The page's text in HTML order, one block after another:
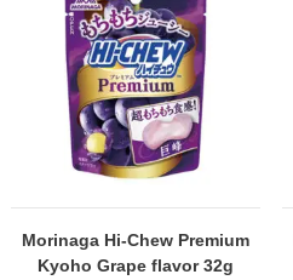
Morinaga Hi-Chew Premium
Kyoho Grape flavor 32g